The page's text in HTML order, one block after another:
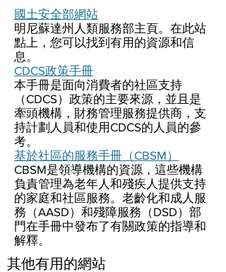
國土安全部網站
明尼蘇達州人類服務部主頁。在此站
點上，您可以找到有用的資源和信
息。
CDCS政策手冊
本手冊是面向消費者的社區支持
（CDCS）政策的主要來源，並且是
牽頭機構，財務管理服務提供商，支
持計劃人員和使用CDCS的人員的參
考。
基於社區的服務手冊（CBSM）
CBSM是領導機構的資源，這些機構
負責管理為老年人和殘疾人提供支持
的家庭和社區服務。老齡化和成人服
務（AASD）和殘障服務（DSD）部
門在手冊中發布了有關政策的指導和
解釋。
其他有用的網站